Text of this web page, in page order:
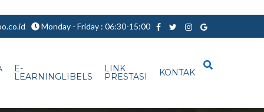
Monday - Friday : 06:30-15:00
E-
LEARNINGLIBELS
LINK
PRESTASI KONTAK